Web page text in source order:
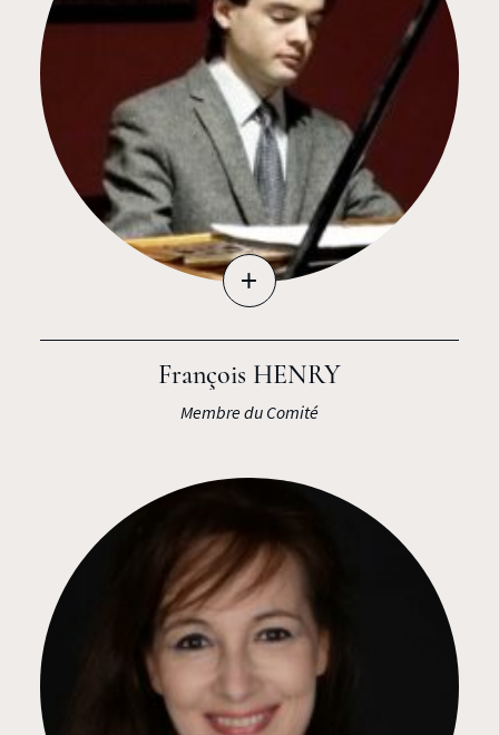
+
François HENRY
Membre du Comité